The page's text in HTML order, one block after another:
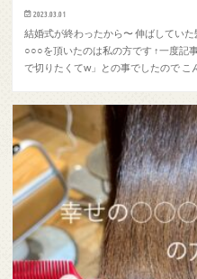
2023.03.01
結婚式が終わったから〜 伸ばしてい
○○○を頂いたのは私の方です ↑一度記
で切りたくてw」との事でしたので こ